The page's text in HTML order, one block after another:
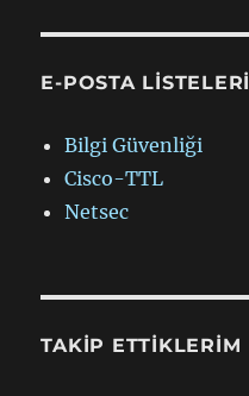
E-POSTA LISTELERI
Bilgi Güvenliği
Cisco-TTL
Netsec
TAKIP ETTIKLERIM